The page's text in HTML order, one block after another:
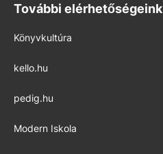
További elérhetőségeink
Könyvkultúra
kello.hu
pedig.hu
Modern Iskola